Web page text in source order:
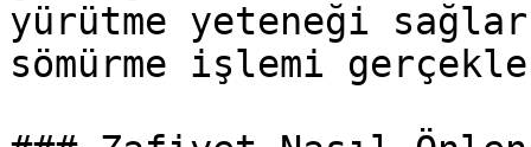
yürütme yeteneği
sömürme işlemi